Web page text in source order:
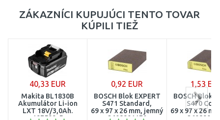
ZÁKAZNÍCI KUPUJÚCI TENTO TOVAR
KÚPILI TIEŽ
40,33 EUR
Makita BL1830B
Akumulátor Li-ion
LXT 18V/3,0Ah.
197599-5
0,92 EUR
BOSCH Blok EXPERT
S471 Standard,
69 x 97 x 26 mm, jemný
2608901170
1,53
BOSCH Blok
S470
69 x 97 x 26